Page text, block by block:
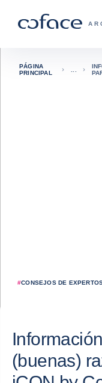
Volver a la página
#CONSEJOS DE
PÁGINA
PRINCIPAL
(buenas)